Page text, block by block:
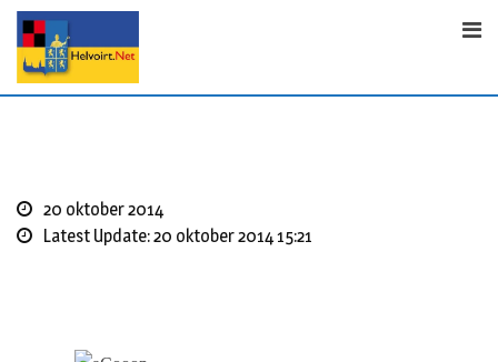
p
20 oktober 2014
Latest Update: 20 oktober 2014 15:21